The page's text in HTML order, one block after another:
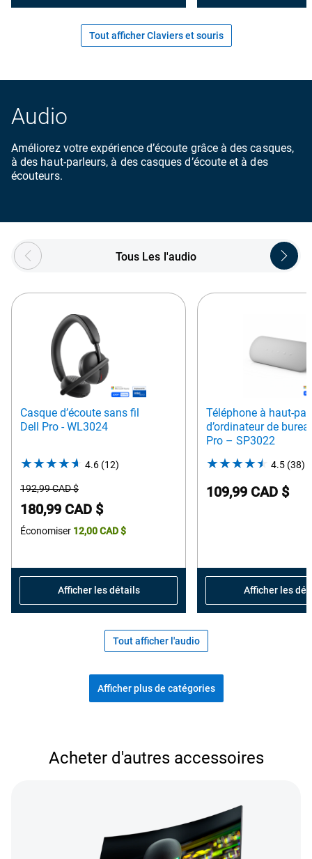
Tout afficher Claviers et souris
Audio
Améliorez votre expérience d’écoute grâce à des casques,
à des haut-parleurs, à des casques d’écoute et à des
écouteurs.
Tous Les l'audio
Showing page 1 of 5
Casque d’écoute sans fil
Dell Pro - WL3024
4.6 (12)
stars.
Prix
de
départ
192,99 CAD $
Prix
Dell
180,99 CAD $
Économiser 12,00 CAD $
Afficher les détails
Téléphone à haut-
d’ordinateur de
Pro – SP3022
4.5 (38)
109,99 CAD $
Afficher les
Tout afficher l'audio
Afficher plus de catégories
Magasiner les accessoires populaires
Acheter d'autres accessoires